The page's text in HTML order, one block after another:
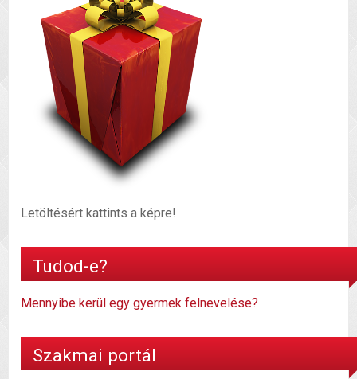
Letöltésért kattints a képre!
Tudod-e?
Mennyibe kerül egy gyermek felnevelése?
Szakmai portál